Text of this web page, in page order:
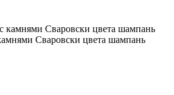
Сва­ров­ски цве­та шам­пань